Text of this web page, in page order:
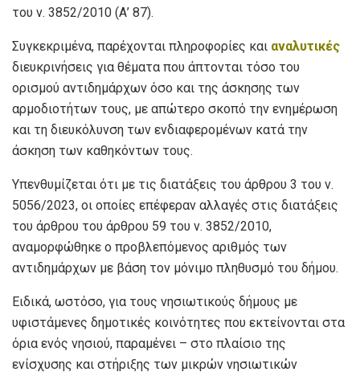
του ν. 3852/2010 (Α’ 87).
Συγκεκριμένα, παρέχονται πληροφορίες και αναλυτικές
διευκρινήσεις για θέματα που άπτονται τόσο του
ορισμού αντιδημάρχων όσο και της άσκησης των
αρμοδιοτήτων τους, με απώτερο σκοπό την ενημέρωση
και τη διευκόλυνση των ενδιαφερομένων κατά την
άσκηση των καθηκόντων τους.
Υπενθυμίζεται ότι με τις διατάξεις του άρθρου 3 του ν.
5056/2023, οι οποίες επέφεραν αλλαγές στις διατάξεις
του άρθρου του άρθρου 59 του ν. 3852/2010,
αναμορφώθηκε ο προβλεπόμενος αριθμός των
αντιδημάρχων με βάση τον μόνιμο πληθυσμό του δήμου.
Ειδικά, ωστόσο, για τους νησιωτικούς δήμους με
υφιστάμενες δημοτικές κοινότητες που εκτείνονται στα
όρια ενός νησιού, παραμένει – στο πλαίσιο της
ενίσχυσης και στήριξης των μικρών νησιωτικών